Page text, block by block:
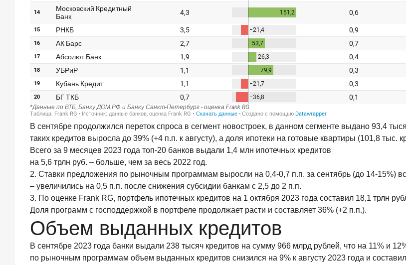
Ипотека
России:
итоги
2026
года
цифрах
22
июля
года
ИССЛЕДОВАНИЕ
Выгодные
тарифы
на
брокерское
обслуживание
—
существенный
фактор
выбора
15
В сентябре продолжился переток спроса в сегмент новостроек, в данном сегменте выдано 93,4
таких кредитов выросла до 39% (+4 п.п. к августу), а доля ипотеки на готовые квартиры (101,8 тыс.
Всего за 9 месяцев 2023 года топ-20 банков выдали 1,4 млн ипотечных кредитов
на 5,6 трлн руб. ‒ больше, чем за весь 2022 год.
2. Ставки предложения по рыночным программам выросли на 0,4-0,7 п.п. за сентябрь (до 14-15%)
‒ увеличились на 0,5 п.п. после снижения субсидии банкам с 2,5 до 2 п.п.
3. По оценке Frank RG, портфель ипотечных кредитов на 1 октября 2023 года составил 18,1 трлн
Доля программ с господдержкой в портфеле продолжает расти и составляет 36% (+2 п.п.).
Объем выданных кредитов
В сентябре 2023 года банки выдали 238 тысяч кредитов на сумму 966 млрд рублей, что на 11% и
по рыночным программам объем выданных кредитов снизился на 9% к августу 2023 года и